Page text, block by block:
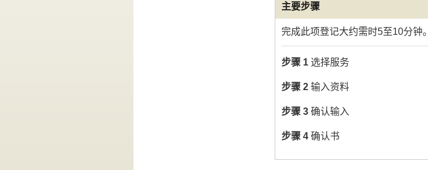
主要步骤
完成此项登记大约需时5至10分钟。
步骤 1 选择服务
步骤 2 输入资料
步骤 3 确认输入
步骤 4 确认书